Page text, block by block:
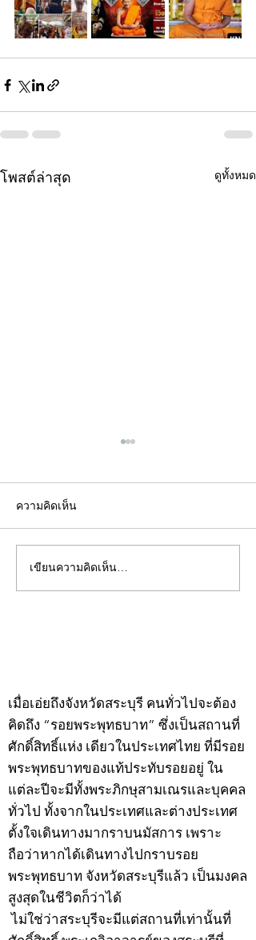
โพสต์ล่าสุด ดูทั้งหมด
คอลัมน์"จับชีพจรวงการ
พระ"ประจำพุธที่ 29
ความคิดเห็น
เขียนความคิดเห็น…
เมื่อเอ่ยถึงจังหวัดสระบุรี คนทั่วไปจะต้อง
คิดถึง “รอยพระพุทธบาท” ซึ่งเป็นสถานที่
ศักดิ์สิทธิ์แห่ง เดียวในประเทศไทย ที่มีรอย
พระพุทธบาทของแท้ประทับรอยอยู่ ใน
แต่ละปีจะมีทั้งพระภิกษุสามเณรและบุคคล
ทั่วไป ทั้งจากในประเทศและต่างประเทศ
ตั้งใจเดินทางมากราบนมัสการ เพราะ
ถือว่าหากได้เดินทางไปกราบรอย
พระพุทธบาท จังหวัดสระบุรีแล้ว เป็นมงคล
สูงสุดในชีวิตก็ว่าได้
ไม่ใช่ว่าสระบุรีจะมีแต่สถานที่เท่านั้นที่